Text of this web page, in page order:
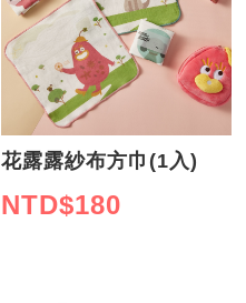
花露露紗布方巾(1入)
NTD$180